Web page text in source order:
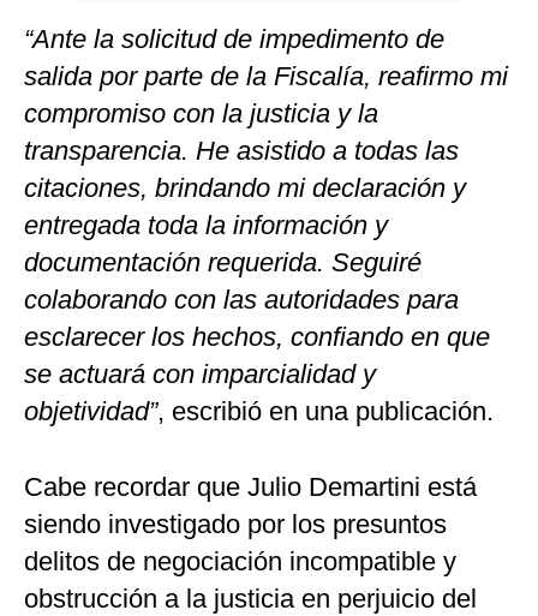
“Ante la solicitud de impedimento de
salida por parte de la Fiscalía, reafirmo mi
compromiso con la justicia y la
transparencia. He asistido a todas las
citaciones, brindando mi declaración y
entregada toda la información y
documentación requerida. Seguiré
colaborando con las autoridades para
esclarecer los hechos, confiando en que
se actuará con imparcialidad y
objetividad”, escribió en una publicación.
Cabe recordar que Julio Demartini está
siendo investigado por los presuntos
delitos de negociación incompatible y
obstrucción a la justicia en perjuicio del